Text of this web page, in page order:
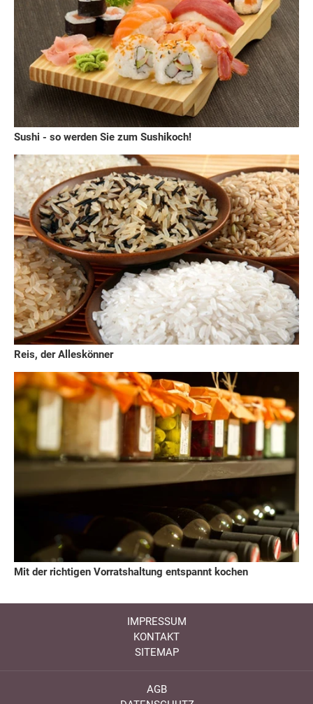
Sushi - so werden Sie zum Sushikoch!
Reis, der Alleskönner
Mit der richtigen Vorratshaltung entspannt kochen
IMPRESSUM
KONTAKT
SITEMAP
AGB